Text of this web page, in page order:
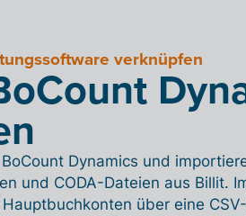
verknüpfen
Dynamics und
und CODA-Dateien aus Billit.
über eine